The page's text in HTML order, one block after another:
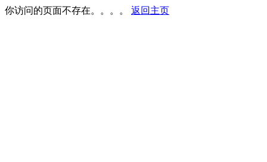
你访问的页面不存在。。。。 返回主页